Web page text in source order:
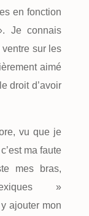
en fonction
Je connais
sur les
aimé
droit d’avoir
vu que je
ma faute
mes bras,
»
ajouter mon